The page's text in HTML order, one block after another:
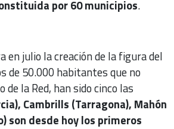
por 60 municipios.
en julio la creación de la figura del
de 50.000 habitantes que no
la Red, han sido cinco las
Cambrills (Tarragona), Mahón
son desde hoy los primeros